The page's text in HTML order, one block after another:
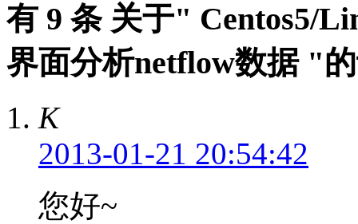
有 9 条 关于" Centos5/
界面分析netflow数据 "
K
2013-01-21 20:54:42
您好~